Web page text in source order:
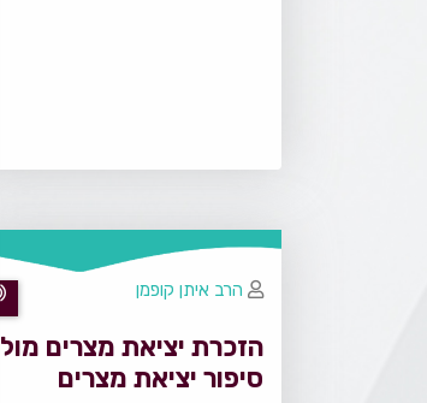
הזכרת יציאת מצרים מול
סיפור יציאת מצרים
הרב איתן קופמן